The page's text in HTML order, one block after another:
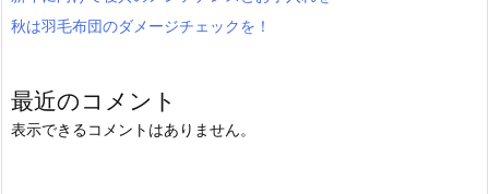
秋は羽毛布団のダメージチェックを！
最近のコメント
表示できるコメントはありません。